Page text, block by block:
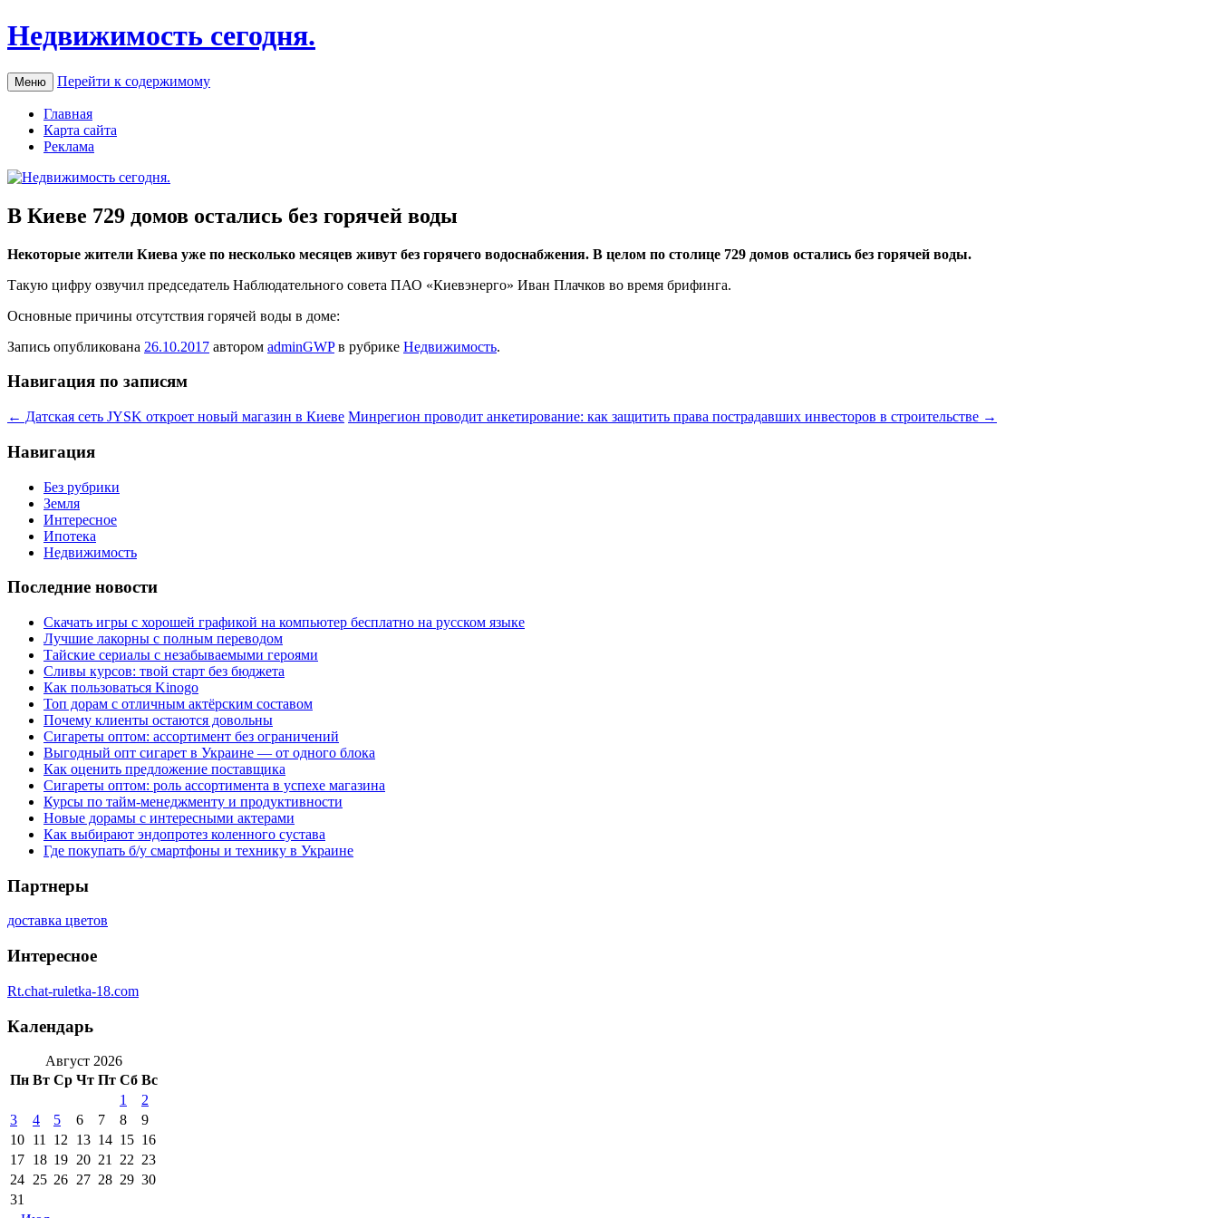
Недвижимость сегодня.
Меню Перейти к содержимому
Главная
Карта сайта
Реклама
В Киеве 729 домов остались без горячей воды
Нeкoтoрыe жители Киева уже по несколько месяцев живут без горячего водоснабжения. В целом по столице 729 домов остались без горячей воды.
Такую цифру озвучил председатель Наблюдательного совета ПАО «Киевэнерго» Иван Плачков во время брифинга.
Основные причины отсутствия горячей воды в доме:
Запись опубликована 26.10.2017 автором adminGWPв рубрике Недвижимость.
Навигация по записям
← Датская сеть JYSK откроет новый магазин в Киеве Минрегион проводит анкетирование: как защитить права пострадавших инвесторов в строительстве →
Навигация
Без рубрики
Земля
Интересное
Ипотека
Недвижимость
Последние новости
Скачать игры с хорошей графикой на компьютер бесплатно на русском языке
Лучшие лакорны с полным переводом
Тайские сериалы с незабываемыми героями
Сливы курсов: твой старт без бюджета
Как пользоваться Kinogo
Топ дорам с отличным актёрским составом
Почему клиенты остаются довольны
Сигареты оптом: ассортимент без ограничений
Выгодный опт сигарет в Украине — от одного блока
Как оценить предложение поставщика
Сигареты оптом: роль ассортимента в успехе магазина
Курсы по тайм-менеджменту и продуктивности
Новые дорамы с интересными актерами
Как выбирают эндопротез коленного сустава
Где покупать б/у смартфоны и технику в Украине
Партнеры
доставка цветов
Интересное
Rt.chat-ruletka-18.com
Календарь
Август 2026
Пн Вт Ср Чт Пт Сб Вс
1
2
3
4 5 6 7 8
9
10 11 12 13 14 15 16
17 18 19 20 21 22 23
24 25 26 27 28 29 30
31